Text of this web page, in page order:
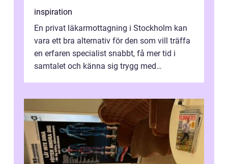
inspiration
En privat läkarmottagning i Stockholm kan
vara ett bra alternativ för den som vill träffa
en erfaren specialist snabbt, få mer tid i
samtalet och känna sig trygg med